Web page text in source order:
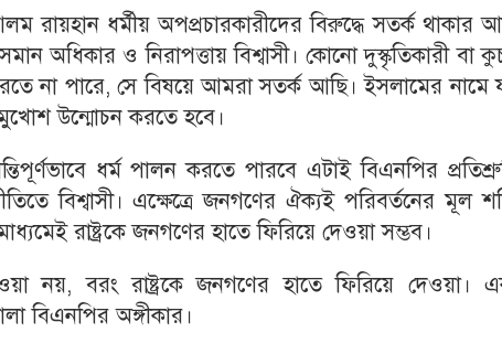
রায়হান ধর্মীয় অপপ্রচারকারীদের বিরুদ্ধে সতর্ক থাকার
অধিকার ও নিরাপত্তায় বিশ্বাসী। কোনো দুস্কৃতিকারী বা
না পারে, সে বিষয়ে আমরা সতর্ক আছি। ইসলামের নামে
মুখোশ উন্মোচন করতে হবে।
ধর্ম পালন করতে পারবে এটাই বিএনপির
বিশ্বাসী। এক্ষেত্রে জনগণের ঐক্যই পরিবর্তনের মূল
রাষ্ট্রকে জনগণের হাতে ফিরিয়ে দেওয়া সম্ভব।
নয়, বরং রাষ্ট্রকে জনগণের হাতে ফিরিয়ে দেওয়া।
বিএনপির অঙ্গীকার।